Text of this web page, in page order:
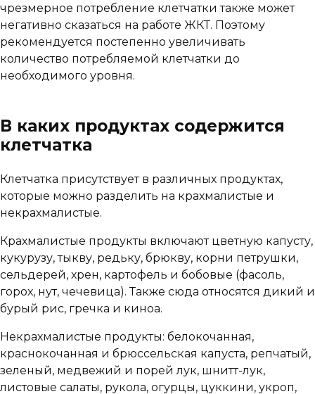
чрезмерное потребление клетчатки также может
негативно сказаться на работе ЖКТ. Поэтому
рекомендуется постепенно увеличивать
количество потребляемой клетчатки до
необходимого уровня.
В каких продуктах содержится
клетчатка
Клетчатка присутствует в различных продуктах,
которые можно разделить на крахмалистые и
некрахмалистые.
Крахмалистые продукты включают цветную капусту,
кукурузу, тыкву, редьку, брюкву, корни петрушки,
сельдерей, хрен, картофель и бобовые (фасоль,
горох, нут, чечевица). Также сюда относятся дикий и
бурый рис, гречка и киноа.
Некрахмалистые продукты: белокочанная,
краснокочанная и брюссельская капуста, репчатый,
зеленый, медвежий и порей лук, шнитт-лук,
листовые салаты, рукола, огурцы, цуккини, укроп,